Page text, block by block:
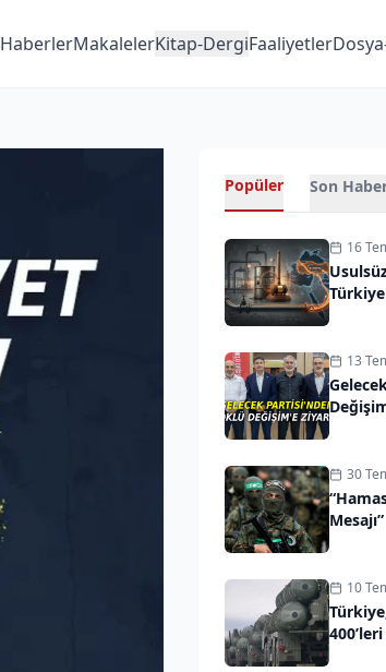
HaberlerMakalelerKitap-DergiFaaliyetler
Popüler Son
16
13
30
Mesajı”
10